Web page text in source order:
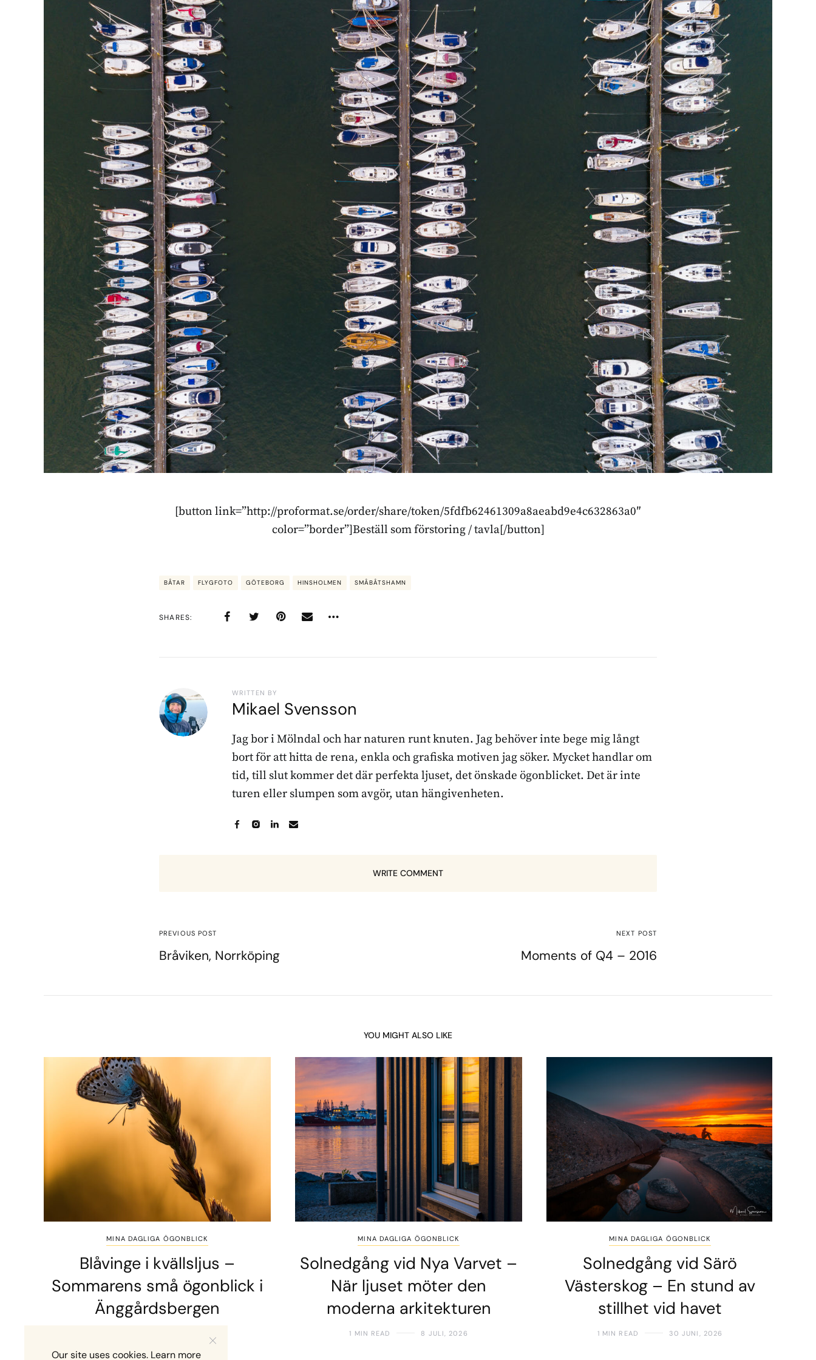
[button link=”http://proformat.se/order/share/token/5fdfb62461309a8aeabd9e4c632863a0″
color=”border”]Beställ som förstoring / tavla[/button]
BÅTAR FLYGFOTO GÖTEBORG HINSHOLMEN SMÅBÅTSHAMN
SHARES
WRITTEN BY
Mikael Svensson
Jag bor i Mölndal och har naturen runt knuten. Jag behöver inte bege mig långt
bort för att hitta de rena, enkla och grafiska motiven jag söker. Mycket handlar om
tid, till slut kommer det där perfekta ljuset, det önskade ögonblicket. Det är inte
turen eller slumpen som avgör, utan hängivenheten.
WRITE COMMENT
PREVIOUS POST
Bråviken, Norrköping
NEXT POST
Moments of Q4 – 2016
YOU MIGHT ALSO LIKE
MINA DAGLIGA ÖGONBLICK
Blåvinge i kvällsljus –
Sommarens små ögonblick i
Änggårdsbergen
MINA DAGLIGA ÖGONBLICK
Solnedgång vid Nya Varvet –
När ljuset möter den
moderna arkitekturen
1 MIN READ 8 JULI, 2026
MINA DAGLIGA ÖGONBLICK
Solnedgång vid Särö
Västerskog – En stund av
stillhet vid havet
1 MIN READ 30 JUNI, 2026
Our site uses cookies. Learn more